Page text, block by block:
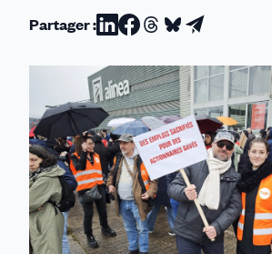
Partager :Partager
sur
Linkedin
Partager
sur
Facebook
Partager
sur
Threads
Partager
sur
Bluesky
Partager
par
email